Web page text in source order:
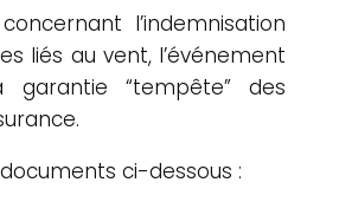
l’indemnisation
liés au vent, l’événement
“tempête” des
ci-dessous :